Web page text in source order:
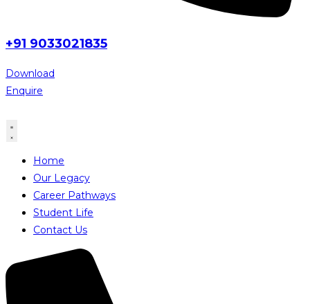
+91 9033021835
Download
Enquire
Home
Our Legacy
Career Pathways
Student Life
Contact Us